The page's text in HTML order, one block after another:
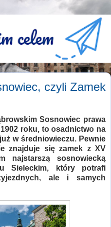
czyli Zamek
Sosnowiec prawa
roku, to osadnictwo na
w średniowieczu. Pewnie
znajduje się zamek z XV
najstarszą sosnowiecką
Sieleckim, który potrafi
ale i samych